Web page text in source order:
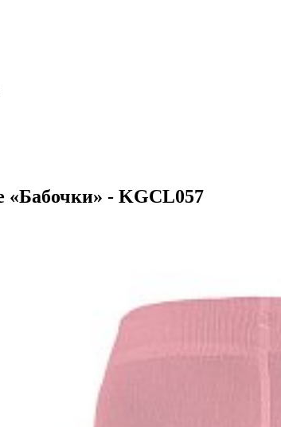
«Бабочки» - KGCL057